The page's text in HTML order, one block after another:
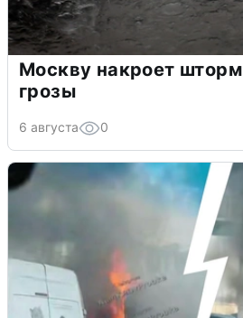
Москву накроет
грозы
6 августа 0